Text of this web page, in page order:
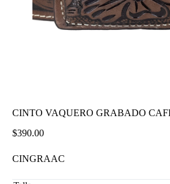
CINTO VAQUERO GRABADO
$390.00
CINGRAAC